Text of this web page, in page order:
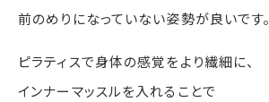
前のめりになっていない姿勢が良いです。
ピラティスで身体の感覚をより繊細に、
インナーマッスルを入れることで